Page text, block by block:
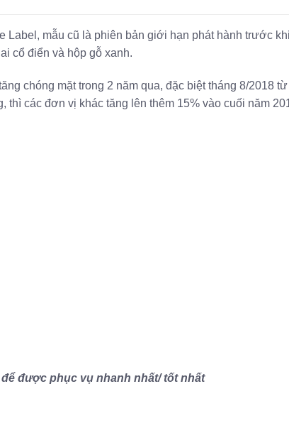
Label, mẫu cũ là phiên bản giới hạn phát hành trước
cổ điển và hộp gỗ xanh.
chóng mặt trong 2 năm qua, đặc biệt tháng 8/2018
thì các đơn vị khác tăng lên thêm 15% vào cuối năm
để được phục vụ nhanh nhất/ tốt nhất